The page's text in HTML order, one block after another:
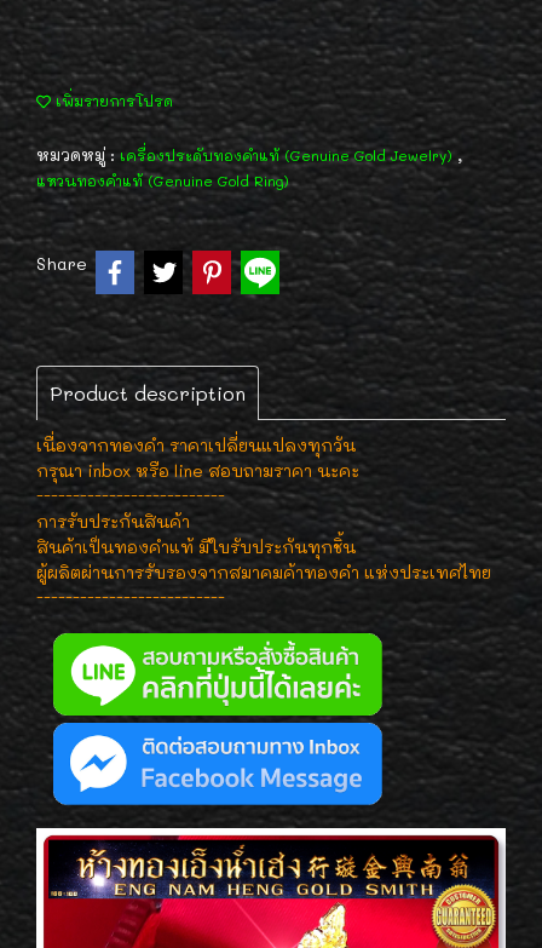
เพิ่มรายการโปรด
หมวดหมู่ : เครื่องประดับทองคำแท้ (Genuine Gold Jewelry) ,
แหวนทองคำแท้ (Genuine Gold Ring)
Share
Product description
เนื่องจากทองคำ ราคาเปลี่ยนแปลงทุกวัน
กรุณา inbox หรือ line สอบถามราคา นะคะ
--------------------------
การรับประกันสินค้า
สินค้าเป็นทองคำแท้ มีใบรับประกันทุกชิ้น
ผู้ผลิตผ่านการรับรองจากสมาคมค้าทองคำ แห่งประเทศไทย
--------------------------